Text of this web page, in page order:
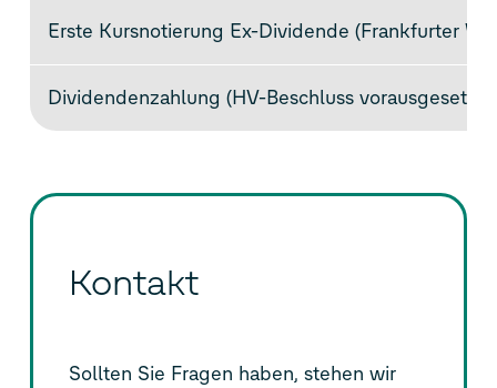
Erste Kursnotierung Ex-Dividende (Frankfurter
Dividendenzahlung (HV-Beschluss vorausgesetzt)
Kontakt
Sollten Sie Fragen haben, stehen wir